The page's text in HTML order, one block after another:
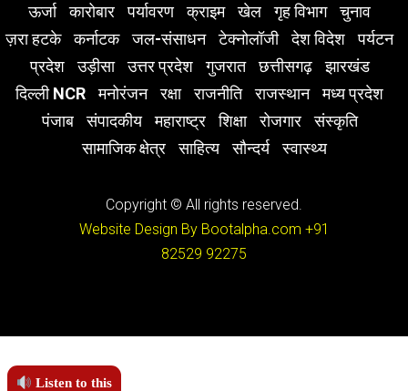
ऊर्जा
कारोबार पर्यावरण क्राइम खेल गृह विभाग
चुनाव
ज़रा हटके
कर्नाटक जल-संसाधन टेक्नोलॉजी देश विदेश
पर्यटन
प्रदेश
उड़ीसा उत्तर प्रदेश गुजरात छत्तीसगढ़
झारखंड
दिल्ली NCR
मनोरंजन रक्षा राजनीति राजस्थान
मध्य प्रदेश
पंजाब
संपादकीय महाराष्ट्र शिक्षा रोजगार
संस्कृति
सामाजिक क्षेत्र
साहित्य सौन्दर्य स्वास्थ्य
Copyright © All rights reserved.
Website Design By Bootalpha.com +91
82529 92275
Listen to this